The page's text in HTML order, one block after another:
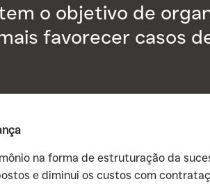
o objetivo de
favorecer casos
na forma de estruturação da
e diminui os custos com